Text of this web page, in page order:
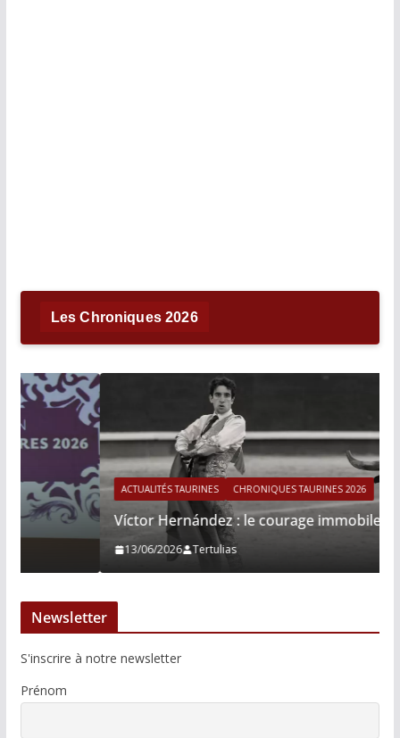
Les Chroniques 2026
ACTUALITÉS TAURINES CHRONIQUES TAURINES 2026
Víctor Hernández : le courage immobile
Tertulias
Newsletter
S'inscrire à notre newsletter
Prénom